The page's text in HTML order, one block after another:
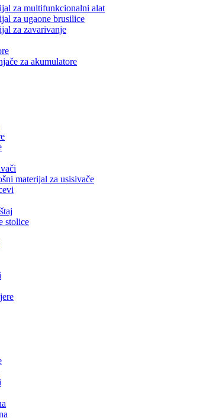
za multifunkcionalni alat
za ugaone brusilice
za zavarivanje
za akumulatore
materijal za usisivače
stolice